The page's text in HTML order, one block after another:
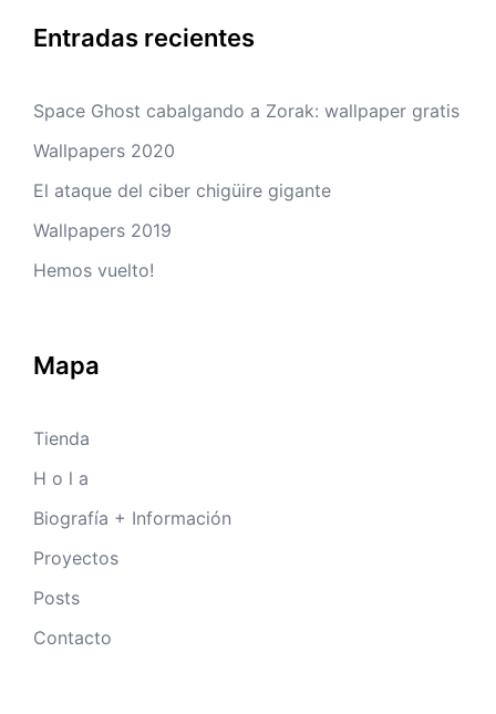
Entradas recientes
Space Ghost cabalgando a Zorak: wallpaper gratis
Wallpapers 2020
El ataque del ciber chigüire gigante
Wallpapers 2019
Hemos vuelto!
Mapa
Tienda
H o l a
Biografía + Información
Proyectos
Posts
Contacto